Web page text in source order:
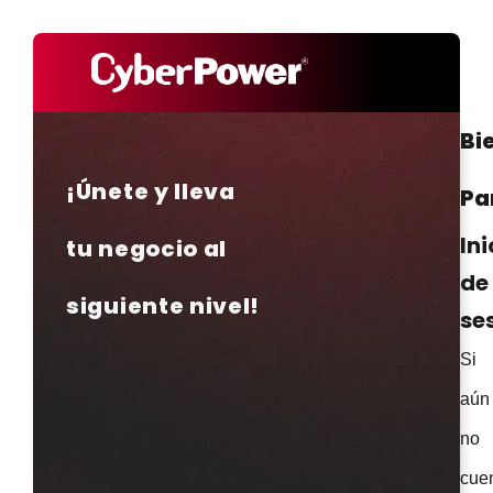
¡Únete y lleva
tu negocio al
siguiente nivel!
de
Si
aún
no